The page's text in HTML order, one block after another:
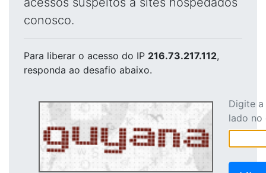
conosco.
Para liberar o acesso do IP 216.73.217.112,
responda ao desafio abaixo.
Digite
lado no